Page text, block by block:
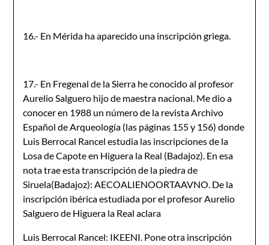
16.- En Mérida ha aparecido una inscripción griega.
17.- En Fregenal de la Sierra he conocido al profesor
Aurelio Salguero hijo de maestra nacional. Me dio a
conocer en 1988 un número de la revista Archivo
Español de Arqueología (las páginas 155 y 156) donde
Luis Berrocal Rancel estudia las inscripciones de la
Losa de Capote en Higuera la Real (Badajoz). En esa
nota trae esta transcripción de la piedra de
Siruela(Badajoz): AECOALIENOORTAAVNO. De la
inscripción ibérica estudiada por el profesor Aurelio
Salguero de Higuera la Real aclara
Luis Berrocal Rancel: IKEENI. Pone otra inscripción